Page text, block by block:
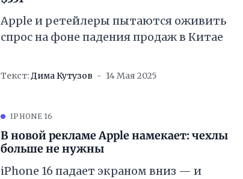
Apple и ретейлеры пытаются оживить
спрос на фоне падения продаж в Китае
Текст:Дима Кутузов 14 Мая 2025
IPHONE 16
В новой рекламе Apple намекает: чехлы
больше не нужны
iPhone 16 падает экраном вниз — и